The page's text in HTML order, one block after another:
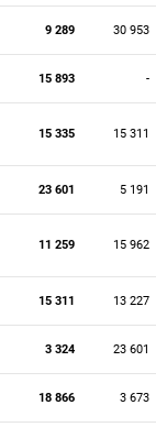
9 289 30 953
15 893 -
15 335 15 311
23 601 5 191
11 259 15 962
15 311 13 227
3 324 23 601
18 866 3 673